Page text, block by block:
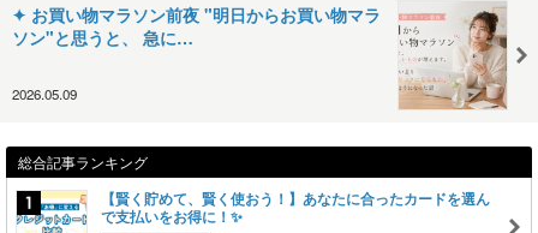
✦ お買い物マラソン前夜 "明日からお買い物マラ
ソン"と思うと、 急に…
2026.05.09
総合記事ランキング
【賢く貯めて、賢く使おう！】あなたに合ったカードを選ん
で支払いをお得に！✨